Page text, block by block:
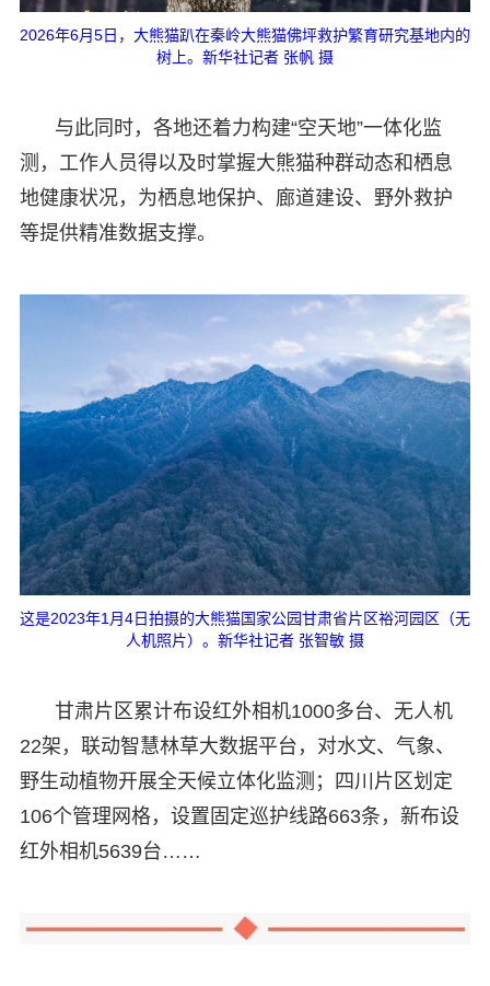
2026年6月5日，大熊猫趴在秦岭⼤熊猫佛坪救护繁育研究基地内的
树上。新华社记者 张帆 摄
与此同时，各地还着力构建“空天地”一体化监
测，工作人员得以及时掌握大熊猫种群动态和栖息
地健康状况，为栖息地保护、廊道建设、野外救护
等提供精准数据支撑。
这是2023年1月4日拍摄的大熊猫国家公园甘肃省片区裕河园区（无
人机照片）。新华社记者 张智敏 摄
甘肃片区累计布设红外相机1000多台、无人机
22架，联动智慧林草大数据平台，对水文、气象、
野生动植物开展全天候立体化监测；四川片区划定
106个管理网格，设置固定巡护线路663条，新布设
红外相机5639台……